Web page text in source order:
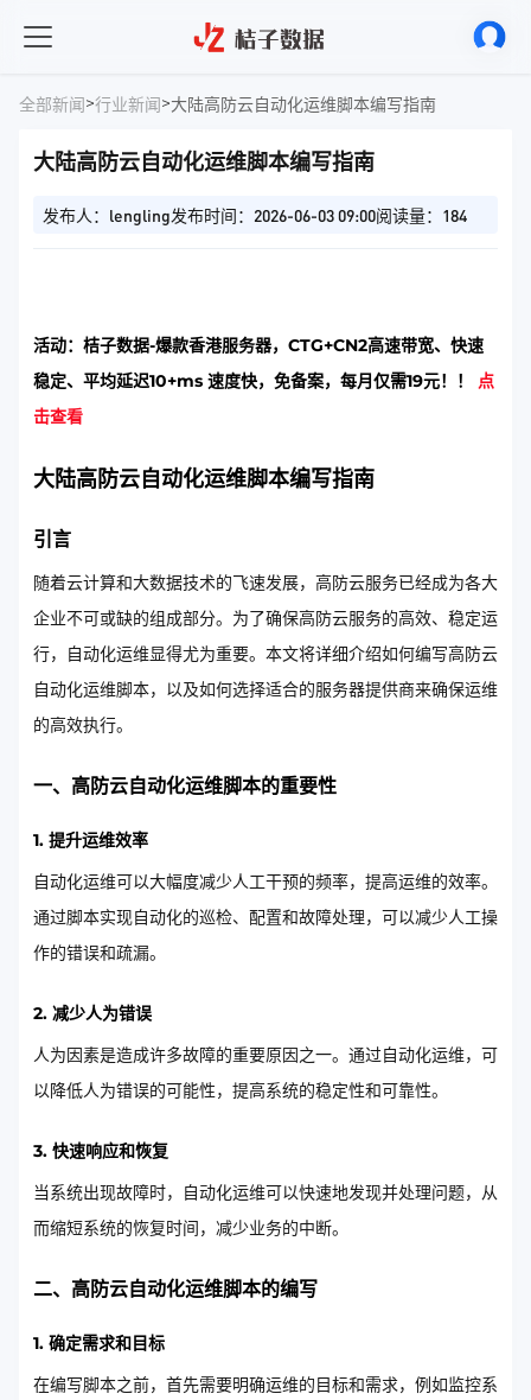
全部新闻>行业新闻>大陆高防云自动化运维脚本编写指南
大陆高防云自动化运维脚本编写指南
发布人：lengling发布时间：2026-06-03 09:00阅读量：184
活动：桔子数据-爆款香港服务器，CTG+CN2高速带宽、快速
稳定、平均延迟10+ms 速度快，免备案，每月仅需19元！！ 点
击查看
大陆高防云自动化运维脚本编写指南
引言
随着云计算和大数据技术的飞速发展，高防云服务已经成为各大
企业不可或缺的组成部分。为了确保高防云服务的高效、稳定运
行，自动化运维显得尤为重要。本文将详细介绍如何编写高防云
自动化运维脚本，以及如何选择适合的服务器提供商来确保运维
的高效执行。
一、高防云自动化运维脚本的重要性
1. 提升运维效率
自动化运维可以大幅度减少人工干预的频率，提高运维的效率。
通过脚本实现自动化的巡检、配置和故障处理，可以减少人工操
作的错误和疏漏。
2. 减少人为错误
人为因素是造成许多故障的重要原因之一。通过自动化运维，可
以降低人为错误的可能性，提高系统的稳定性和可靠性。
3. 快速响应和恢复
当系统出现故障时，自动化运维可以快速地发现并处理问题，从
而缩短系统的恢复时间，减少业务的中断。
二、高防云自动化运维脚本的编写
1. 确定需求和目标
在编写脚本之前，首先需要明确运维的目标和需求，例如监控系